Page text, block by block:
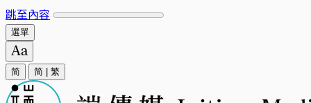
跳至內容
選單
简 简 繁